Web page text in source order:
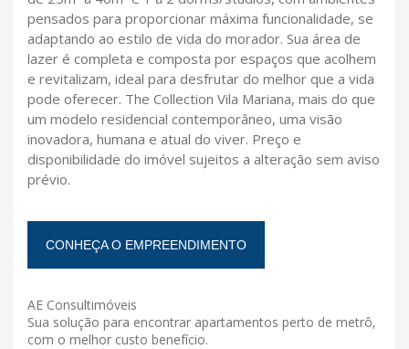
pensados para proporcionar máxima funcionalidade, se
adaptando ao estilo de vida do morador. Sua área de
lazer é completa e composta por espaços que acolhem
e revitalizam, ideal para desfrutar do melhor que a vida
pode oferecer. The Collection Vila Mariana, mais do que
um modelo residencial contemporâneo, uma visão
inovadora, humana e atual do viver. Preço e
disponibilidade do imóvel sujeitos a alteração sem aviso
prévio.
CONHEÇA O EMPREENDIMENTO
AE Consultimóveis
Sua solução para encontrar apartamentos perto de metrô,
com o melhor custo benefício.